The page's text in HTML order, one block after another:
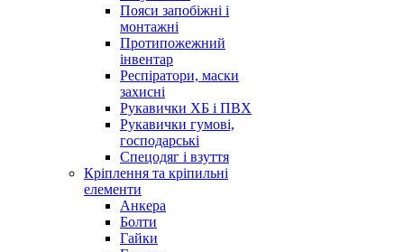
Пояси запобіжні і
монтажні
Протипожежний
інвентар
Респіратори, маски
захисні
Рукавички ХБ і ПВХ
Рукавички гумові,
господарські
Спецодяг і взуття
Кріплення та кріпильні
елементи
Анкера
Болти
Гайки